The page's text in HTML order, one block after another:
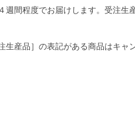
間程度でお届けします。受注生
産品］の表記がある商品はキャ